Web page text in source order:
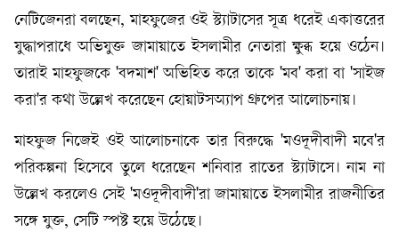
নেটিজেনরা বলছেন, মাহফুজের ওই স্ট্যাটাসের সূত্র ধরেই একাত্তরের
যুদ্ধাপরাধে অভিযুক্ত জামায়াতে ইসলামীর নেতারা ক্ষুব্ধ হয়ে ওঠেন।
তারাই মাহফুজকে 'বদমাশ' অভিহিত করে তাকে 'মব' করা বা 'সাইজ
করা'র কথা উল্লেখ করেছেন হোয়াটসঅ্যাপ গ্রুপের আলোচনায়।
মাহফুজ নিজেই ওই আলোচনাকে তার বিরুদ্ধে 'মওদূদীবাদী মবে'র
পরিকল্পনা হিসেবে তুলে ধরেছেন শনিবার রাতের স্ট্যাটাসে। নাম না
উল্লেখ করলেও সেই 'মওদূদীবাদী'রা জামায়াতে ইসলামীর রাজনীতির
সঙ্গে যুক্ত, সেটি স্পষ্ট হয়ে উঠেছে।